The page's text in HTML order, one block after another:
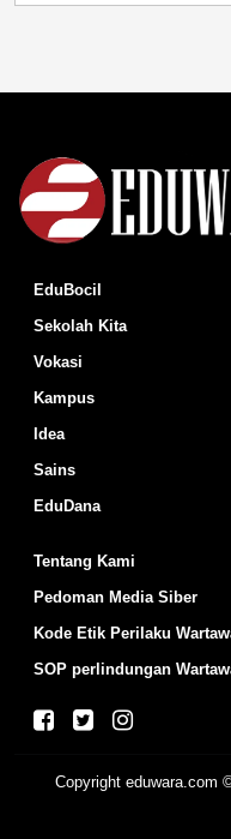
EduBocil
Sekolah Kita
Vokasi
Kampus
Idea
Sains
EduDana
Tentang Kami
Pedoman Media Siber
Kode Etik Perilaku
SOP perlindungan
Copyrighteduwara.com